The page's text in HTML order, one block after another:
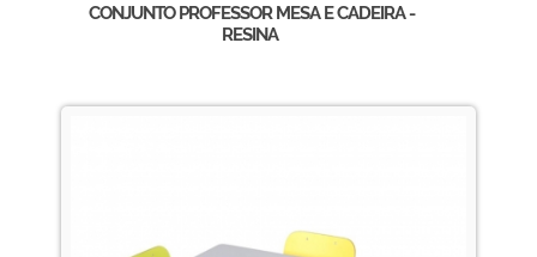
CONJUNTO PROFESSOR MESA E CADEIRA -
RESINA